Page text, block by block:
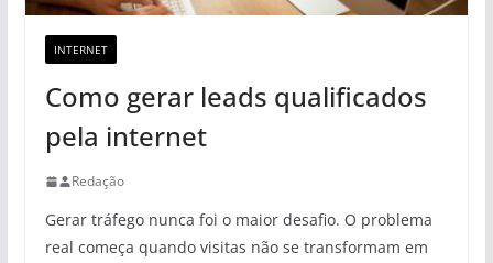
INTERNET
Como gerar leads qualificados
pela internet
Redação
Gerar tráfego nunca foi o maior desafio. O problema
real começa quando visitas não se transformam em